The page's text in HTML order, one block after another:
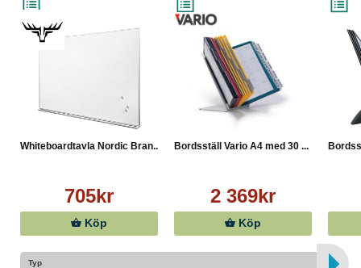
Whiteboardtavla Nordic Bran...
705kr
Köp
Bordsställ Vario A4 med 30 ...
2 369kr
Köp
Typ